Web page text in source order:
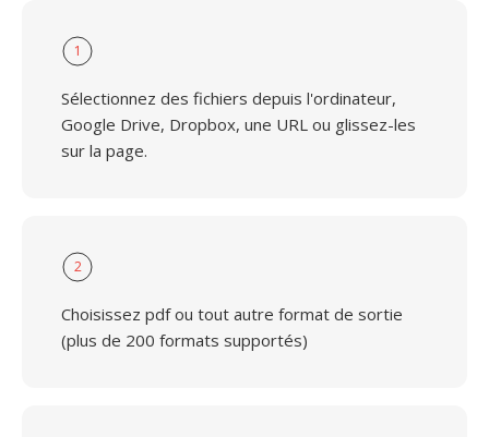
1
Sélectionnez des fichiers depuis l'ordinateur,
Google Drive, Dropbox, une URL ou glissez-les
sur la page.
2
Choisissez pdf ou tout autre format de sortie
(plus de 200 formats supportés)